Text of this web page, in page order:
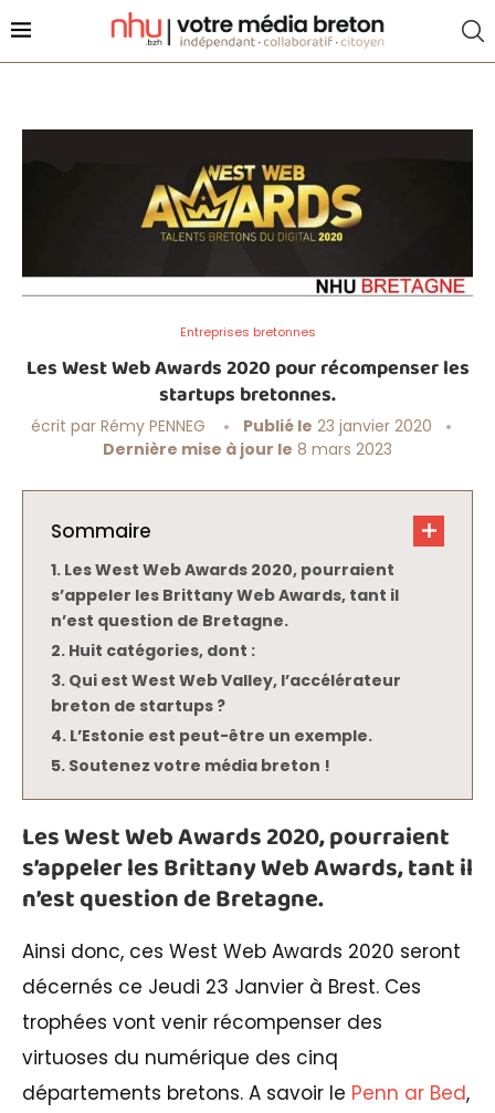
Entreprises bretonnes
Les West Web Awards 2020 pour récompenser les
startups bretonnes.
écrit par Rémy PENNEG Publié le 23 janvier 2020
Dernière mise à jour le 8 mars 2023
Sommaire
Les West Web Awards 2020, pourraient
s’appeler les Brittany Web Awards, tant il
n’est question de Bretagne.
Huit catégories, dont :
Qui est West Web Valley, l’accélérateur
breton de startups ?
L’Estonie est peut-être un exemple.
Soutenez votre média breton !
Les West Web Awards 2020, pourraient
s’appeler les Brittany Web Awards, tant il
n’est question de Bretagne.
Ainsi donc, ces West Web Awards 2020 seront
décernés ce Jeudi 23 Janvier à Brest. Ces
trophées vont venir récompenser des
virtuoses du numérique des cinq
départements bretons. A savoir le Penn ar Bed,